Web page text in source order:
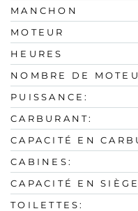
MANCHON
MOTEUR
HEURES
NOMBRE DE
PUISSANCE:
CARBURANT:
CAPACITÉ EN
CABINES:
CAPACITÉ EN
TOILETTES: